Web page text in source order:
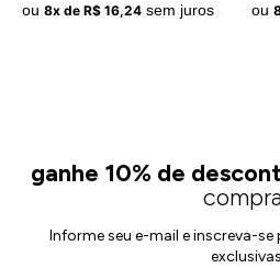
ou 8x de R$ 16,24 sem juros ou
ganhe 10% de
Informe seu e-mail e inscreva-
exclusivas